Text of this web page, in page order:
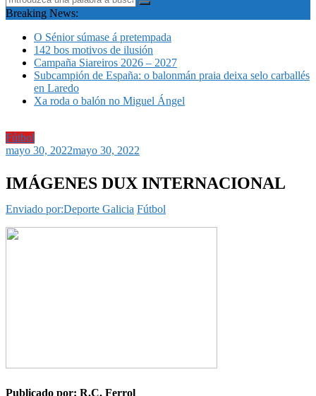
Breaking News:
O Sénior súmase á pretempada
142 bos motivos de ilusión
Campaña Siareiros 2026 – 2027
Subcampión de España: o balonmán praia deixa selo carballés
en Laredo
Xa roda o balón no Miguel Ángel
Fútbol
mayo 30, 2022mayo 30, 2022
IMÁGENES DUX INTERNACIONAL
Enviado por:Deporte Galicia Fútbol
Publicado por: R.C. Ferrol